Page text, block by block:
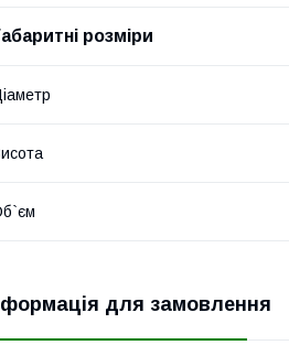
розміри
для замовлення